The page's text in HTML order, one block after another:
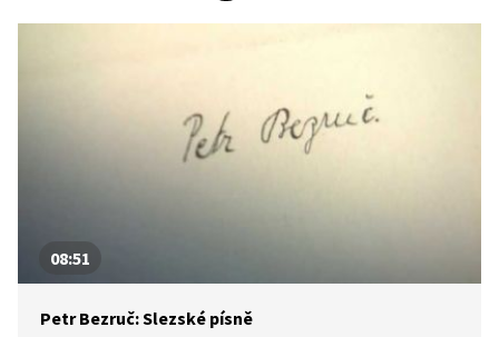
08:51
Petr Bezruč: Slezské písně